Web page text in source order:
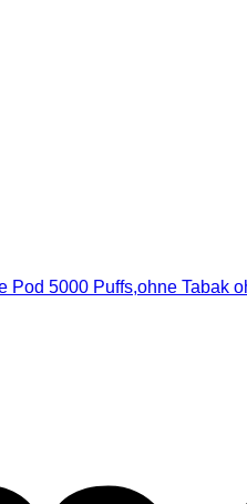
5000 Puffs,ohne Tabak